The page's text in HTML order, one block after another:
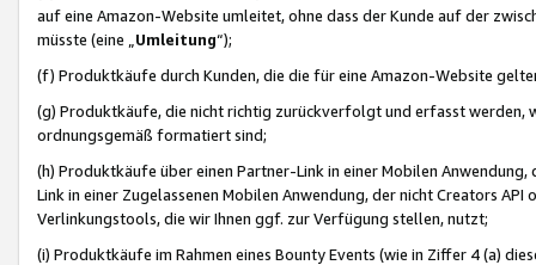
auf eine Amazon-Website umleitet, ohne dass der Kunde auf der
müsste (eine „ Umleitung“);
(f) Produktkäufe durch Kunden, die die für eine Amazon-Website
(g) Produktkäufe, die nicht richtig zurückverfolgt und erfasst werden,
ordnungsgemäß formatiert sind;
(h) Produktkäufe über einen Partner-Link in einer Mobilen
Link in einer Zugelassenen Mobilen Anwendung, der nicht Creators
Verlinkungstools, die wir Ihnen ggf. zur Verfügung stellen, nutzt;
(i) Produktkäufe im Rahmen eines Bounty Events (wie in Ziffer 4 (a)